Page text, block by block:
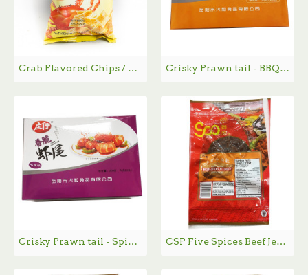
Crab Flavored Chips / 蟹味薯片 50g Crisky Prawn tail - BBQ / 庆仔-香脆虾尾（烧烤味） - 20*15g
Crisky Prawn tail - Spicy / 庆仔-香脆虾尾（麻辣味） - 20*15g CSP Five Spices Beef Jerky Au Boeuf / 狮牌五香牛肉干 - 85g